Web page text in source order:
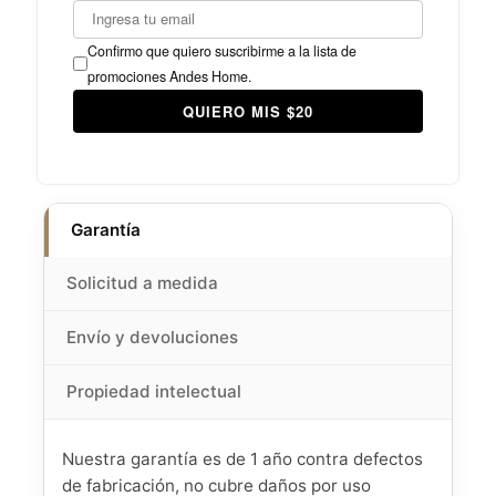
Confirmo que quiero suscribirme a la lista de
promociones Andes Home.
QUIERO MIS $20
Garantía
Solicitud a medida
Envío y devoluciones
Propiedad intelectual
Nuestra garantía es de 1 año contra defectos
de fabricación, no cubre daños por uso